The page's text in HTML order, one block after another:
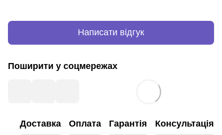
Написати відгук
Поширити у соцмережах
Доставка Оплата Гарантія Консультація